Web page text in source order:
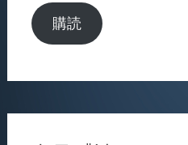
ル
ア
購読